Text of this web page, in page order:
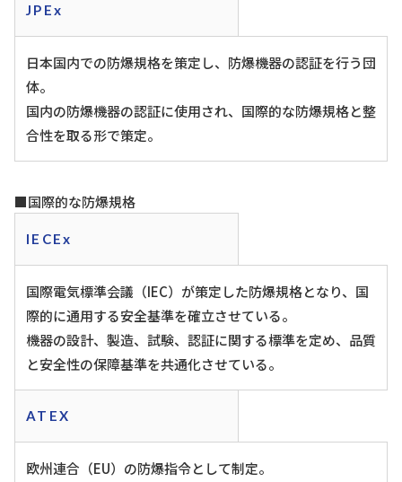
JPEx
日本国内での防爆規格を策定し、防爆機器の認証を行う団
体。
国内の防爆機器の認証に使用され、国際的な防爆規格と整
合性を取る形で策定。
■国際的な防爆規格
IECEx
国際電気標準会議（IEC）が策定した防爆規格となり、国
際的に通用する安全基準を確立させている。
機器の設計、製造、試験、認証に関する標準を定め、品質
と安全性の保障基準を共通化させている。
ATEX
欧州連合（EU）の防爆指令として制定。